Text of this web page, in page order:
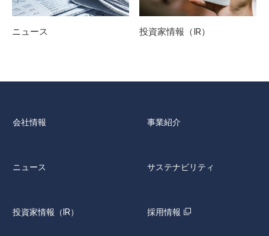
ニュース 投資家情報（IR）
会社情報 事業紹介
ニュース サステナビリティ
投資家情報（IR） 採用情報